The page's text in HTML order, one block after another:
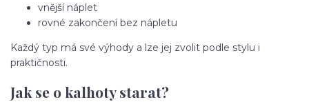
vnější náplet
rovné zakončení bez nápletu
Každý typ má své výhody a lze jej zvolit podle stylu i
praktičnosti.
Jak se o kalhoty starat?